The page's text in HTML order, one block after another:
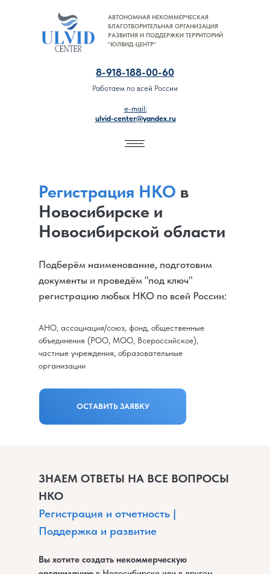
АВТОНОМНАЯ НЕКОММЕРЧЕСКАЯ
БЛАГОТВОРИТЕЛЬНАЯ ОРГАНИЗАЦИЯ
РАЗВИТИЯ И ПОДДЕРЖКИ ТЕРРИТОРИЙ
"ЮЛВИД-ЦЕНТР"
8-918-188-00-60
Работаем по всей России
e-mail:
ulvid-center@yandex.ru
8-918-188-00-60
Регистрация НКО в
Новосибирске и
Новосибирской области
Подберём наименование, подготовим
документы и проведём "под ключ"
регистрацию любых НКО по всей России:
АНО, ассоциация/союз, фонд, общественные
объединения (РОО, МОО, Всероссийское),
частные учреждения, образовательные
организации
ОСТАВИТЬ ЗАЯВКУ
ЗНАЕМ ОТВЕТЫ НА ВСЕ ВОПРОСЫ
НКО
Регистрация и отчетность |
Поддержка и развитие
Вы хотите создать некоммерческую